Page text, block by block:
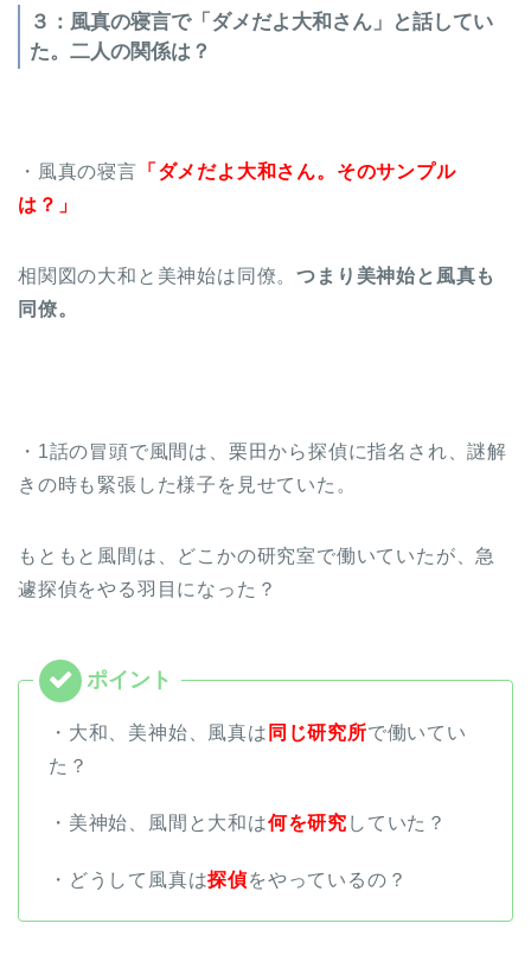
３：風真の寝言で「ダメだよ大和さん」と話してい
た。二人の関係は？
・風真の寝言 「ダメだよ大和さん。そのサンプル
は？」
相関図の大和と美神始は同僚。つまり美神始と風真も
同僚。
・1話の冒頭で風間は、栗田から探偵に指名され、謎解
きの時も緊張した様子を見せていた。
もともと風間は、どこかの研究室で働いていたが、急
遽探偵をやる羽目になった？
・大和、美神始、風真は 同じ研究所で働いてい
た？
・美神始、風間と大和は何を研究 していた？
・どうして風真は探偵をやっているの？